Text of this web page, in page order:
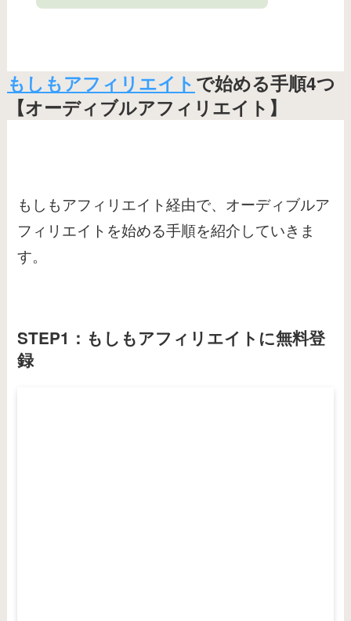
もしもアフィリエイト で始める手順4つ
【オーディブルアフィリエイト】
もしもアフィリエイト経由で、オーディブルア
フィリエイトを始める手順を紹介していきま
す。
STEP1：もしもアフィリエイトに無料登
録